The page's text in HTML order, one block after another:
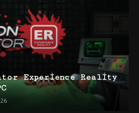
Experience Reality